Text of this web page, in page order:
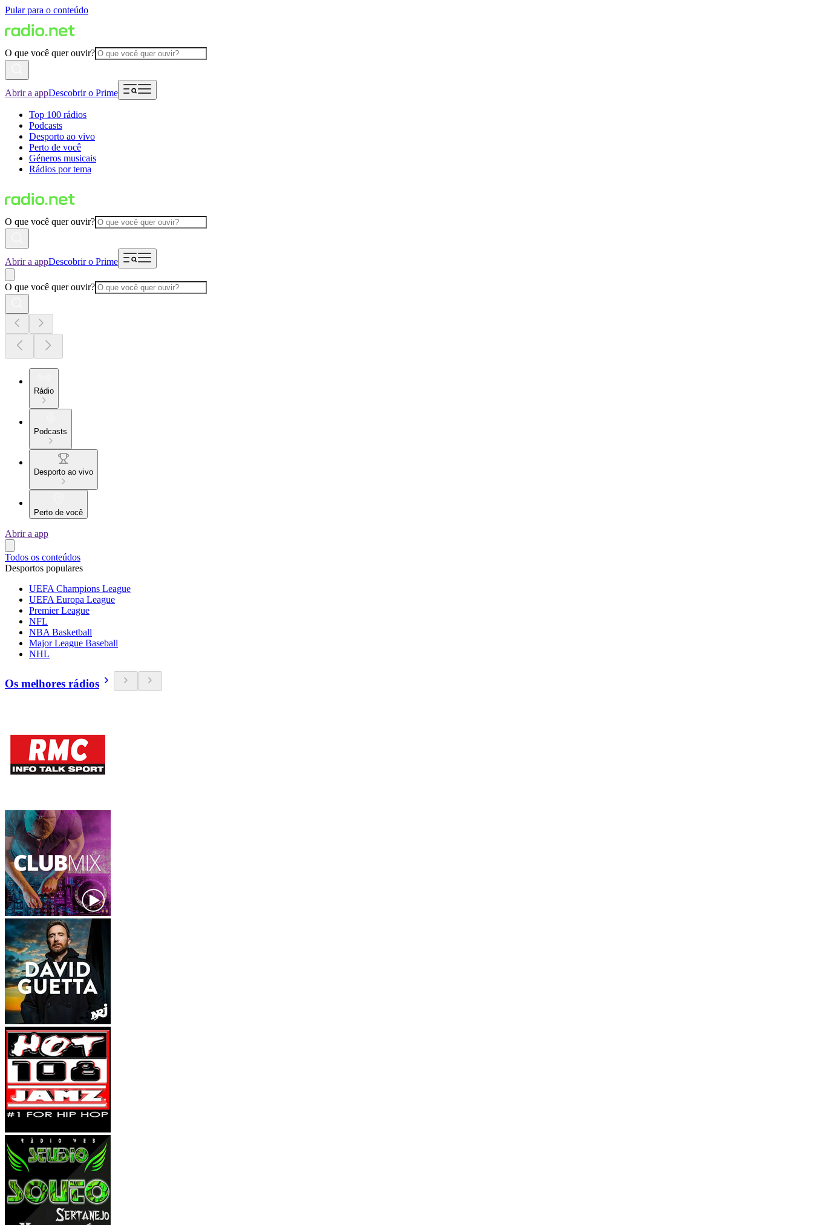
Pular para o conteúdo
O que você quer ouvir?
Abrir a appDescobrir o Prime
Top 100 rádios
Podcasts
Desporto ao vivo
Perto de você
Géneros musicais
Rádios por tema
O que você quer ouvir?
Abrir a appDescobrir o Prime
O que você quer ouvir?
Rádio
Podcasts
Desporto ao vivo
Perto de você
Abrir a app
Todos os conteúdos
Desportos populares
UEFA Champions League
UEFA Europa League
Premier League
NFL
NBA Basketball
Major League Baseball
NHL
Os melhores rádios